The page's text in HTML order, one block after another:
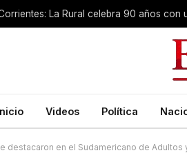
Videos Política
destacaron en el Sudamericano de Adultos